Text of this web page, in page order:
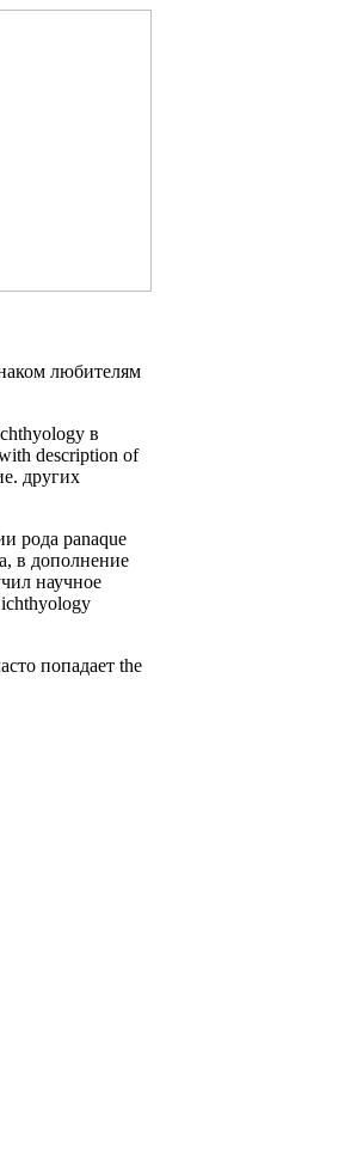
любителям
в
description of
других
рода panaque
в дополнение
научное
попадает the